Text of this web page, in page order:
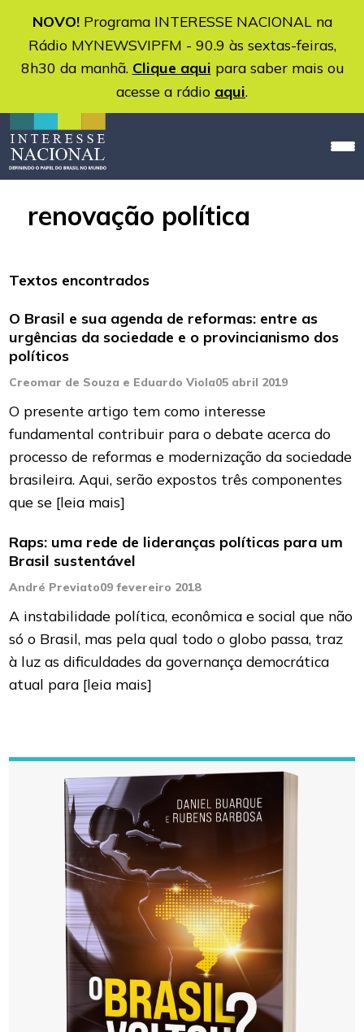
NOVO!Programa INTERESSE NACIONAL na
Rádio MYNEWSVIPFM - 90.9 às sextas-feiras,
8h30 da manhã. Clique aqui para saber mais ou
acesse a rádio aqui.
renovação política
Textos encontrados
O Brasil e sua agenda de reformas: entre as
urgências da sociedade e o provincianismo dos
políticos
Creomar de Souza e Eduardo Viola05 abril 2019
O presente artigo tem como interesse
fundamental contribuir para o debate acerca do
processo de reformas e modernização da sociedade
brasileira. Aqui, serão expostos três componentes
que se [leia mais]
Raps: uma rede de lideranças políticas para um
Brasil sustentável
André Previato09 fevereiro 2018
A instabilidade política, econômica e social que não
só o Brasil, mas pela qual todo o globo passa, traz
à luz as dificuldades da governança democrática
atual para [leia mais]